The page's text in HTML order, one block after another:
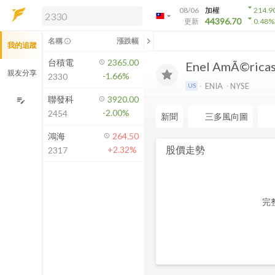
arrow_drop_down
08/06
更新
加權
44396.70
arrow_drop_down
arrow_drop_down0.48%
解鎖即時行情及進階功能
方案」，即可解鎖以下功能：
即時行情
即時市況與排行
成交金額熱力圖
前往方案訂閱
如何綁定合作券商
Enel
US ENIA NYSE
新聞 三多風向圖
股價走勢
完
我的追蹤
親友分享
edit_note
名稱 info_outline 漲跌幅 chevron_left
台積電
2330
2365.00
-1.66%
聯發科
2454
3920.00
-2.00%
鴻海
2317
264.50
+2.32%